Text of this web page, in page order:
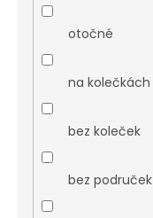
otočné
na kolečkách
bez koleček
bez područek